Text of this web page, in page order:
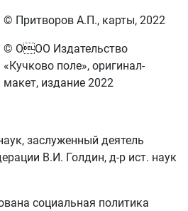
© Притворов А.П., карты, 2022
© ООО Издательство
«Кучково поле», оригинал-
макет, издание 2022
заслуженный деятель
В.И. Голдин, д-р ист. наук
социальная политика